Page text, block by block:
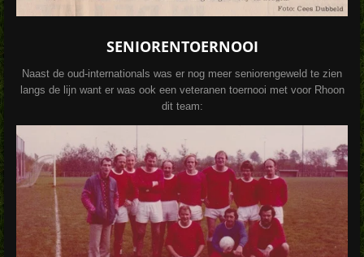
SENIORENTOERNOOI
Naast de oud-internationals was er nog meer seniorengeweld te zien
langs de lijn want er was ook een veteranen toernooi met voor Rhoon
dit team: